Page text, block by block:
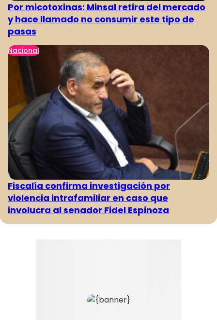
Por micotoxinas: Minsal retira del mercado
y hace llamado no consumir este tipo de
pasas
Nacional
Fiscalía confirma investigación por
violencia intrafamiliar en caso que
involucra al senador Fidel Espinoza